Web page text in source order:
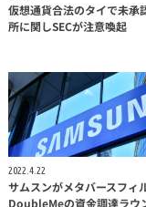
仮想通貨合法のタイで未承
所に関しSECが注意喚起
2022.4.22
サムスンがメタバースフィ
DoubleMeの資金調達ラウ